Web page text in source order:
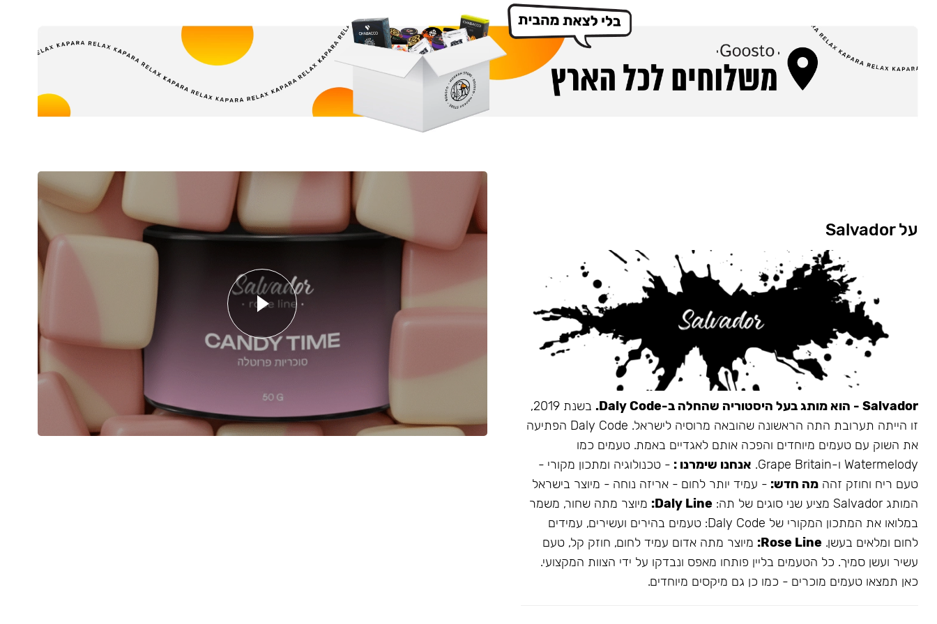
על Salvador
Salvador - הוא מותג בעל היסטוריה שהחלה ב-Daly Code.
בשנת 2019,
זו הייתה תערובת התה הראשונה שהובאה מרוסיה לישראל. Daly Code הפתיעה
את השוק עם טעמים מיוחדים והפכה אותם לאגדיים באמת. טעמים כמו
Watermelody ו-Grape Britain.
אנחנו שימרנו : - טכנולוגיה ומתכון מקורי -
טעם ריח וחוזק זהה מה חדש: - עמיד יותר לחום - אריזה נוחה - מיוצר בישראל
המותג Salvador מציע שני סוגים של תה:
Daly Line: מיוצר מתה שחור, משמר
במלואו את המתכון המקורי של Daly Code: טעמים בהירים ועשירים, עמידים
לחום ומלאים בעשן. Rose Line: מיוצר מתה אדום עמיד לחום, חוזק קל, טעם
עשיר ועשן סמיך. כל הטעמים בליין פותחו מאפס ונבדקו על ידי הצוות המקצועי.
כאן תמצאו טעמים מוכרים - כמו כן גם מיקסים מיוחדים.